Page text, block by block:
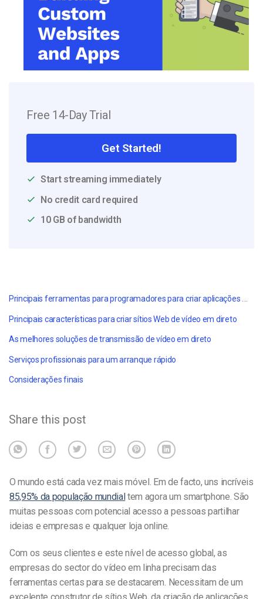
Free 14-Day Trial
Get Started!
Start streaming immediately
No credit card required
10 GB of bandwidth
Principais ferramentas para programadores para criar aplicações móveis personalizadas
Principais características para criar sítios Web de vídeo em direto
As melhores soluções de transmissão de vídeo em direto
Serviços profissionais para um arranque rápido
Considerações finais
Share this post
O mundo está cada vez mais móvel. Em de facto, uns incríveis
85,95% da população mundial tem agora um smartphone. São
muitas pessoas com potencial acesso a pessoas partilhar
ideias e empresas e qualquer loja online.
Com os seus clientes e este nível de acesso global, as
empresas do sector do vídeo em linha precisam das
ferramentas certas para se destacarem. Necessitam de um